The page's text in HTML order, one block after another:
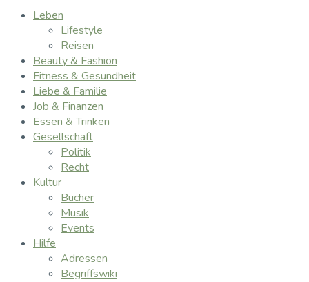
Leben
Lifestyle
Reisen
Beauty & Fashion
Fitness & Gesundheit
Liebe & Familie
Job & Finanzen
Essen & Trinken
Gesellschaft
Politik
Recht
Kultur
Bücher
Musik
Events
Hilfe
Adressen
Begriffswiki